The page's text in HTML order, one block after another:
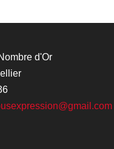
d'Or